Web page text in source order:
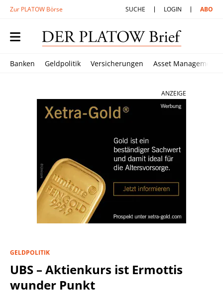
Zur PLATOW Börse SUCHE LOGIN ABO
Banken Geldpolitik Versicherungen Asset Management
ANZEIGE
GELDPOLITIK
UBS – Aktienkurs ist Ermottis
wunder Punkt